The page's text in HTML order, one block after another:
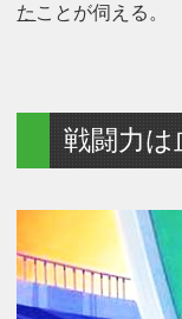
た ことが伺える。
戦闘力